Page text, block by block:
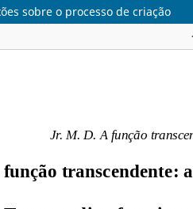
sobre o processo de criação